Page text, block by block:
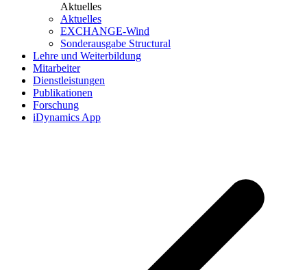
Aktuelles
Aktuelles
EXCHANGE-Wind
Sonderausgabe Structural
Lehre und Weiterbildung
Mitarbeiter
Dienstleistungen
Publikationen
Forschung
iDynamics App